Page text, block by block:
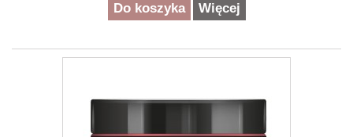
Do koszyka Więcej